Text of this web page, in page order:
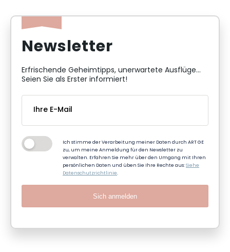
Newsletter
Erfrischende Geheimtipps, unerwartete Ausflüge...
Seien Sie als Erster informiert!
Ich stimme der Verarbeitung meiner Daten durch ART GE
zu, um meine Anmeldung für den Newsletter zu
verwalten. Erfahren Sie mehr über den Umgang mit Ihren
persönlichen Daten und üben Sie Ihre Rechte aus:Siehe
Datenschutzrichtlinie.
Sich anmelden